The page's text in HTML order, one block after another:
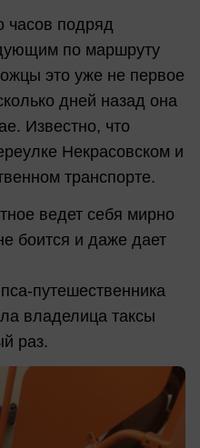
часов подряд
по маршруту
это уже не первое
дней назад она
Известно, что
Некрасовском и
транспорте.
ведет себя мирно
боится и даже дает
путешественника
владелица таксы
раз.